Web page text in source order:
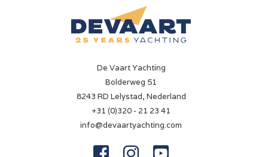
De Vaart Yachting
Bolderweg 51
8243 RD Lelystad, Nederland
+31 (0)320 - 21 23 41
info@devaartyachting.com
  